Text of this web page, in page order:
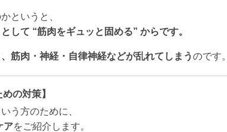
というと、
して “筋肉をギュッと固める” からです。
筋肉・神経・自律神経などが乱れてしまうのです。
の対策】
う方のために、
アをご紹介します。